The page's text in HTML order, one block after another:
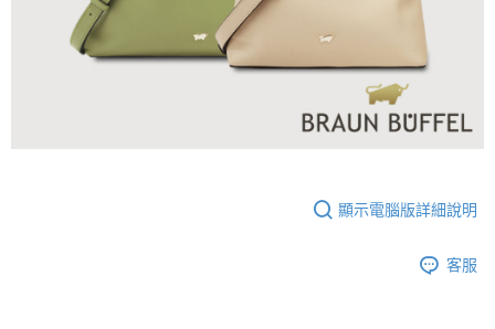
顯示電腦版詳細說明
客服